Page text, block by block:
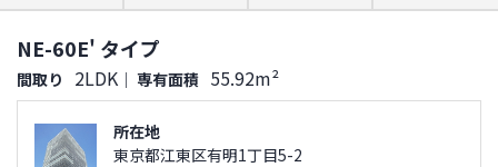
NE-60E' タイプ
間取り 2LDK ｜ 専有面積 55.92m²
所在地
東京都江東区有明1丁目5-2